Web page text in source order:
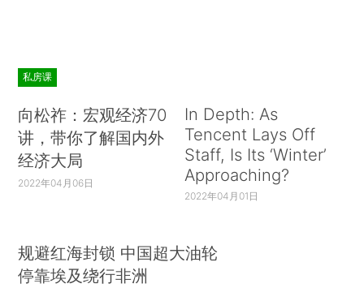
私房课
向松祚：宏观经济70
讲，带你了解国内外
经济大局
2022年04月06日
In Depth: As
Tencent Lays Off
Staff, Is Its ‘Winter’
Approaching?
2022年04月01日
规避红海封锁 中国超大油轮
停靠埃及绕行非洲